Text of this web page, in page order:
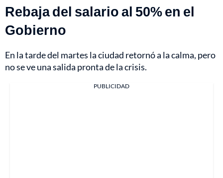
Rebaja del salario al 50% en el
Gobierno
En la tarde del martes la ciudad retornó a la calma, pero
no se ve una salida pronta de la crisis.
PUBLICIDAD